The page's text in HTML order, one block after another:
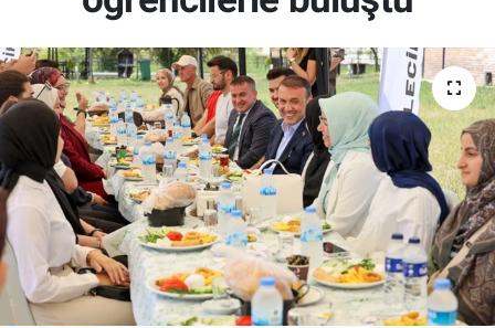
Kültür & Sanat
Bilim-Teknoloji
Köşe Yazıları
Röportaj
Video Galeri
Tüm Manşetler
Son Dakika Haberleri
Haber Arşivi